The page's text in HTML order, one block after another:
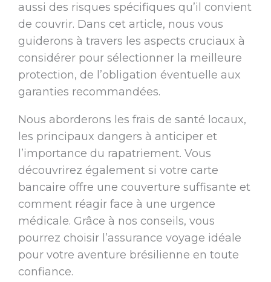
aussi des risques spécifiques qu’il convient
de couvrir. Dans cet article, nous vous
guiderons à travers les aspects cruciaux à
considérer pour sélectionner la meilleure
protection, de l’obligation éventuelle aux
garanties recommandées.
Nous aborderons les frais de santé locaux,
les principaux dangers à anticiper et
l’importance du rapatriement. Vous
découvrirez également si votre carte
bancaire offre une couverture suffisante et
comment réagir face à une urgence
médicale. Grâce à nos conseils, vous
pourrez choisir l’assurance voyage idéale
pour votre aventure brésilienne en toute
confiance.